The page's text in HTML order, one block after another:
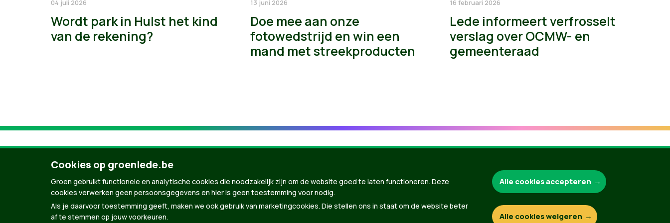
04 juli 2026
Wordt park in Hulst het kind
van de rekening?
13 juni 2026
Doe mee aan onze
fotowedstrijd en win een
mand met streekproducten
16 februari 2026
Lede informeert verfrosselt
verslag over OCMW- en
gemeenteraad
Groen.be
Cookies op groenlede.be
Groen gebruikt functionele en analytische cookies die noodzakelijk zijn om de website goed te laten functioneren. Deze
cookies verwerken geen persoonsgegevens en hier is geen toestemming voor nodig.
Als je daarvoor toestemming geeft, maken we ook gebruik van marketingcookies. Die stellen ons in staat om de website beter
af te stemmen op jouw voorkeuren.
Alle cookies accepteren
Alle cookies weigeren